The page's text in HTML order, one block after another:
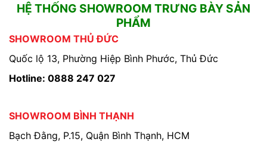
HỆ THỐNG SHOWROOM TRƯNG BÀY SẢN
PHẨM
SHOWROOM THỦ ĐỨC
Quốc lộ 13, Phường Hiệp Bình Phước, Thủ Đức
Hotline: 0888 247 027
SHOWROOM BÌNH THẠNH
Bạch Đằng, P.15, Quận Bình Thạnh, HCM